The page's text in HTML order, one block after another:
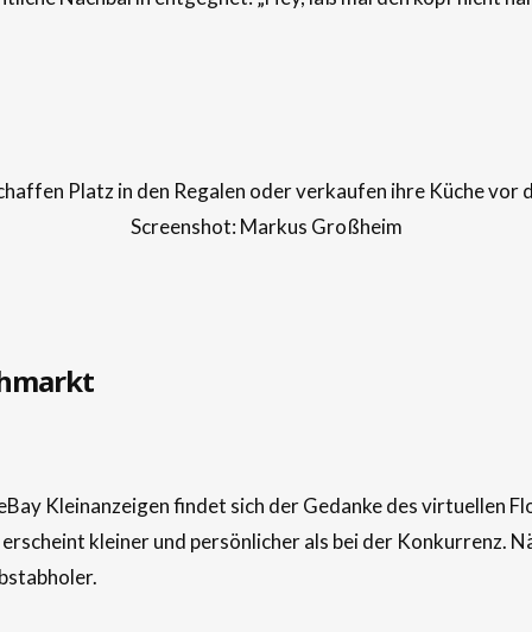
Platz in den Regalen oder verkaufen ihre Küche vor
Screenshot: Markus Großheim
Kleinanzeigen findet sich der Gedanke des virtuellen
kleiner und persönlicher als bei der Konkurrenz.